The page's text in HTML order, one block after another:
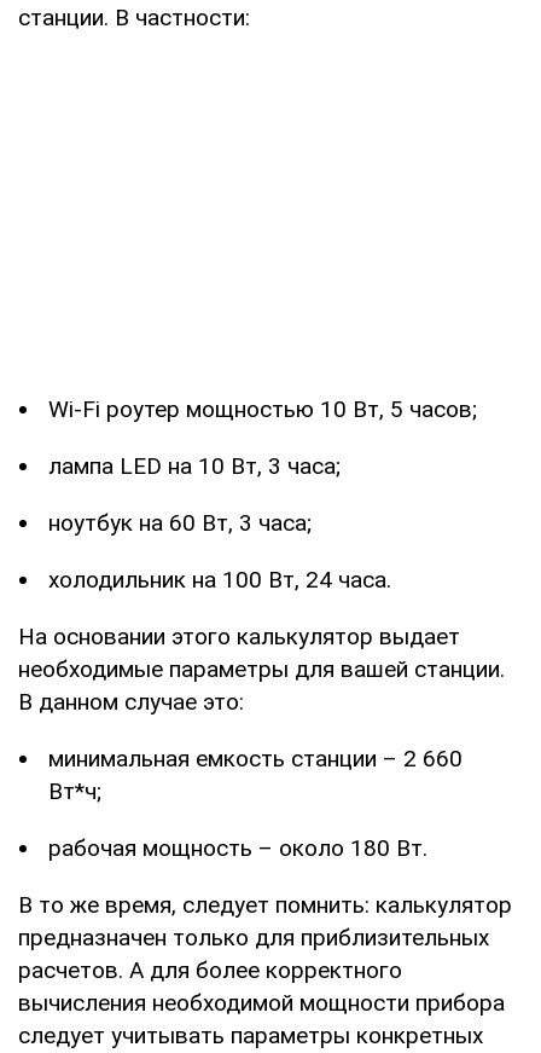
станции. В частности:
Wi-Fi роутер мощностью 10 Вт, 5 часов;
лампа LED на 10 Вт, 3 часа;
ноутбук на 60 Вт, 3 часа;
холодильник на 100 Вт, 24 часа.
На основании этого калькулятор выдает
необходимые параметры для вашей станции.
В данном случае это:
минимальная емкость станции – 2 660
Вт*ч;
рабочая мощность – около 180 Вт.
В то же время, следует помнить: калькулятор
предназначен только для приблизительных
расчетов. А для более корректного
вычисления необходимой мощности прибора
следует учитывать параметры конкретных